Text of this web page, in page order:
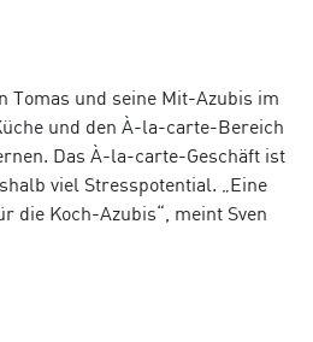
Tomas und seine Mit-Azubis im
und den À-la-carte-Bereich
Das À-la-carte-Geschäft ist
viel Stresspotential. „Eine
die Koch-Azubis“, meint Sven